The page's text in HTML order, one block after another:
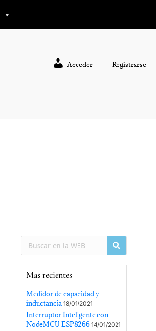
Acceder Registrarse
Mas recientes
Medidor de capacidad y
inductancia 18/01/2021
Interruptor Inteligente con
NodeMCU ESP8266 14/01/2021